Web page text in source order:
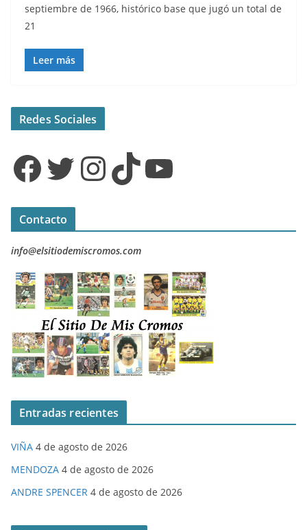
septiembre de 1966, histórico base que jugó un total de
21
Leer más
Redes Sociales
Facebook Twitter InstagramTikTok YouTube
Contacto
info@elsitiodemiscromos.com
Entradas recientes
VIÑA 4 de agosto de 2026
MENDOZA 4 de agosto de 2026
ANDRE SPENCER 4 de agosto de 2026